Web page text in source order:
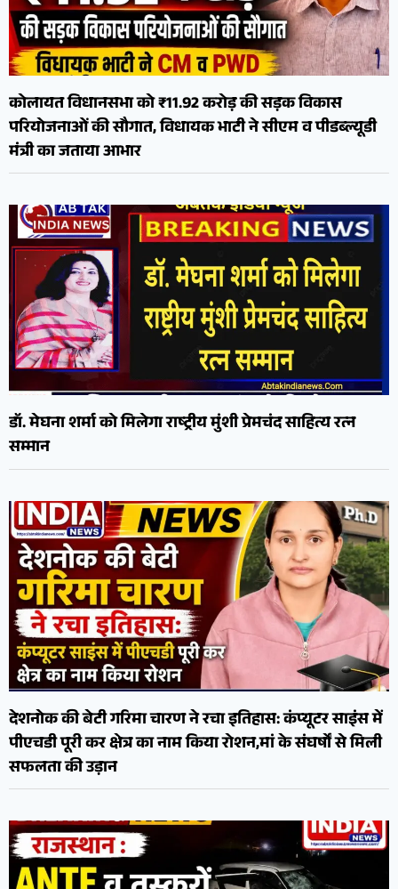
कोलायत विधानसभा को ₹11.92 करोड़ की सड़क विकास
परियोजनाओं की सौगात, विधायक भाटी ने सीएम व पीडब्ल्यूडी
मंत्री का जताया आभार
डॉ. मेघना शर्मा को मिलेगा राष्ट्रीय मुंशी प्रेमचंद साहित्य रत्न
सम्मान
देशनोक की बेटी गरिमा चारण ने रचा इतिहास: कंप्यूटर साइंस में
पीएचडी पूरी कर क्षेत्र का नाम किया रोशन,मां के संघर्षों से मिली
सफलता की उड़ान